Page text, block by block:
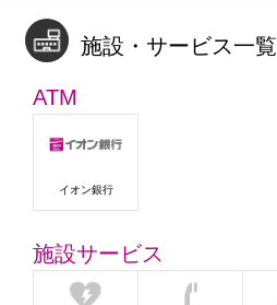
施設・サービス一覧
ATM
イオン銀行
施設サービス